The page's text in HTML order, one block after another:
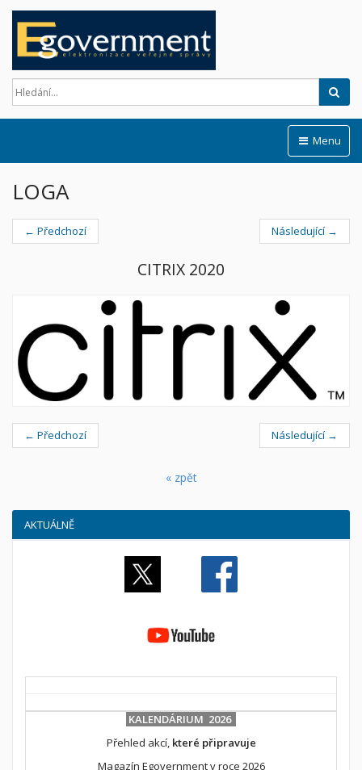
Menu
LOGA
← Předchozí Následující →
CITRIX 2020
← Předchozí Následující →
« zpět
AKTUÁLNĚ
KALENDÁRIUM 2026
Přehled akcí, které připravuje
Magazín Egovernment v roce 2026